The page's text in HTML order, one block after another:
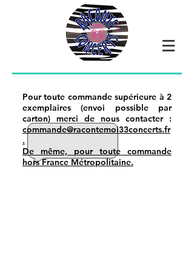
Pour toute commande supérieure à 2
exemplaires (envoi possible par
carton) merci de nous contacter :
commande@racontemoi33concerts.fr
.
De même, pour toute commande
hors France Métropolitaine.